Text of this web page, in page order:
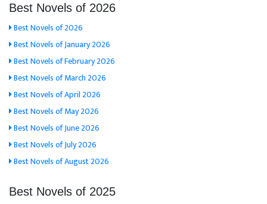
Best Novels of 2026
Best Novels of 2026
Best Novels of January 2026
Best Novels of February 2026
Best Novels of March 2026
Best Novels of April 2026
Best Novels of May 2026
Best Novels of June 2026
Best Novels of July 2026
Best Novels of August 2026
Best Novels of 2025